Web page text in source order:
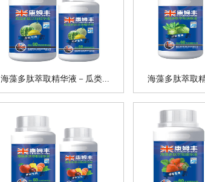
海藻多肽萃取精华液－瓜类... 海藻多肽萃取